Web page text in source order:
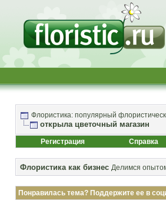
Флористика: популярный
открыла цветочный магазин
Регистрация Справка
Флористика как бизнес Делимся
Понравилась тема? Поддержите ее в